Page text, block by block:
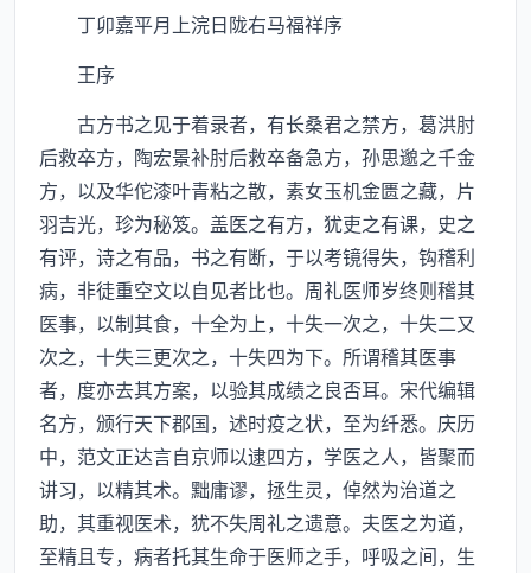
丁卯嘉平月上浣日陇右马福祥序
王序
古方书之见于着录者，有长桑君之禁方，葛洪肘
后救卒方，陶宏景补肘后救卒备急方，孙思邈之千金
方，以及华佗漆叶青粘之散，素女玉机金匮之藏，片
羽吉光，珍为秘笈。盖医之有方，犹吏之有课，史之
有评，诗之有品，书之有断，于以考镜得失，钩稽利
病，非徒重空文以自见者比也。周礼医师岁终则稽其
医事，以制其食，十全为上，十失一次之，十失二又
次之，十失三更次之，十失四为下。所谓稽其医事
者，度亦去其方案，以验其成绩之良否耳。宋代编辑
名方，颁行天下郡国，述时疫之状，至为纤悉。庆历
中，范文正达言自京师以逮四方，学医之人，皆聚而
讲习，以精其术。黜庸谬，拯生灵，倬然为治道之
助，其重视医术，犹不失周礼之遗意。夫医之为道，
至精且专，病者托其生命于医师之手，呼吸之间，生